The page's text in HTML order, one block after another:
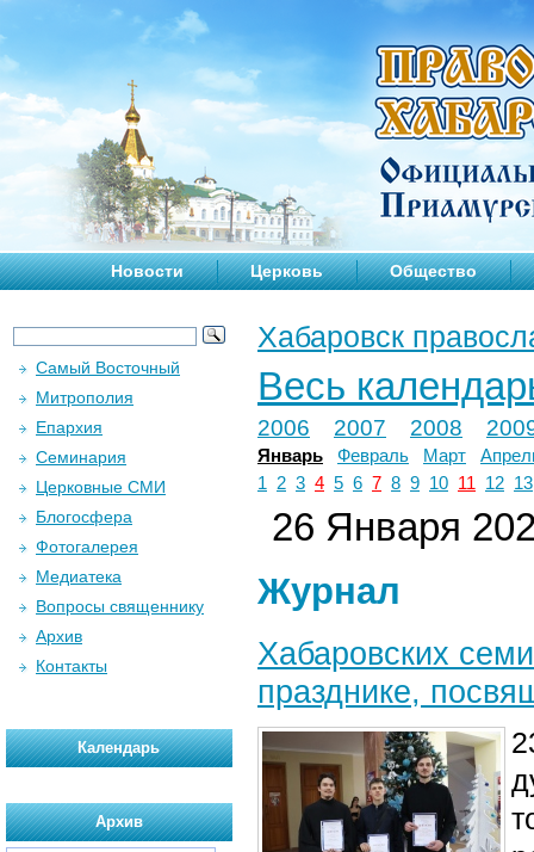
Новости Церковь Общество
Хабаровск
Весь
2006 2007 2008
Январь Февраль Март
1
2 3 4 5 6 7 8 9 10 11 12 13
26 Января
Журнал
Хабаровских
празднике,
Самый Восточный
Митрополия
Епархия
Семинария
Церковные СМИ
Блогосфера
Фотогалерея
Медиатека
Вопросы священнику
Архив
Контакты
Календарь
Архив